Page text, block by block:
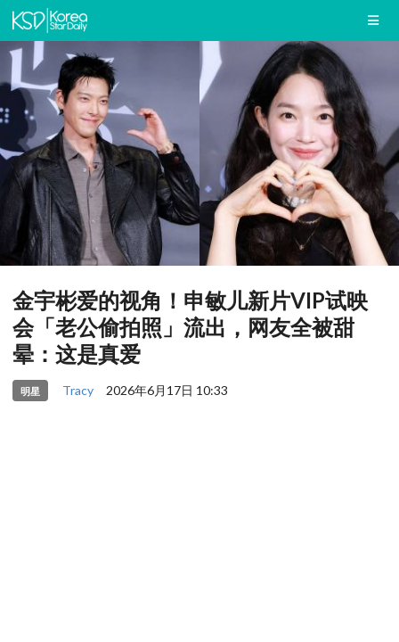
金宇彬爱的视角！申敏儿新片VIP试映
会「老公偷拍照」流出，网友全被甜
晕：这是真爱
明星 Tracy 2026年6月17日 10:33